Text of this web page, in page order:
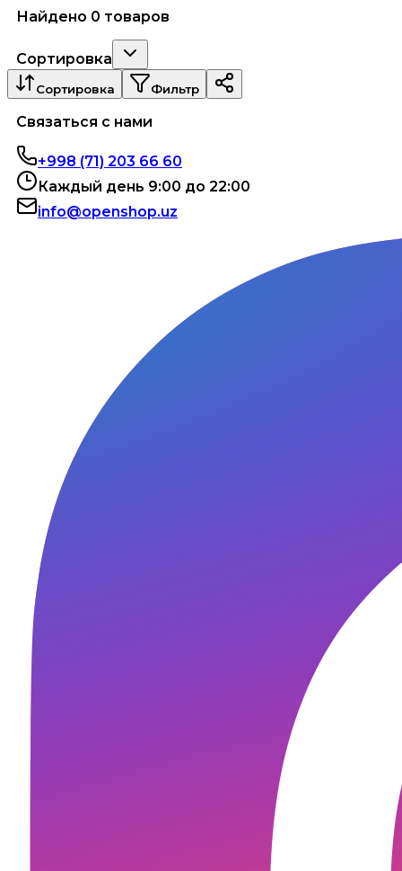
Найдено 0 товаров
Сортировка
Сортировка Фильтр
Связаться с нами
+998 (71) 203 66 60
Каждый день 9:00 до 22:00
info@openshop.uz